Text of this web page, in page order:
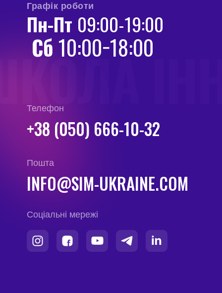
Телефон
+38 (050) 666-10-32
Пошта
INFO@SIM-UKRAINE.COM
Соціальні мережі
Пн-Пт 09:00-19:00
Сб 10:00−18:00
Графік роботи